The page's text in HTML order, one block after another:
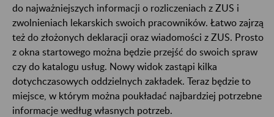
do najważniejszych informacji o rozliczeniach z ZUS i
zwolnieniach lekarskich swoich pracowników. Łatwo zajrzą
też do złożonych deklaracji oraz wiadomości z ZUS. Prosto
z okna startowego można będzie przejść do swoich spraw
czy do katalogu usług. Nowy widok zastąpi kilka
dotychczasowych oddzielnych zakładek. Teraz będzie to
miejsce, w którym można poukładać najbardziej potrzebne
informacje według własnych potrzeb.